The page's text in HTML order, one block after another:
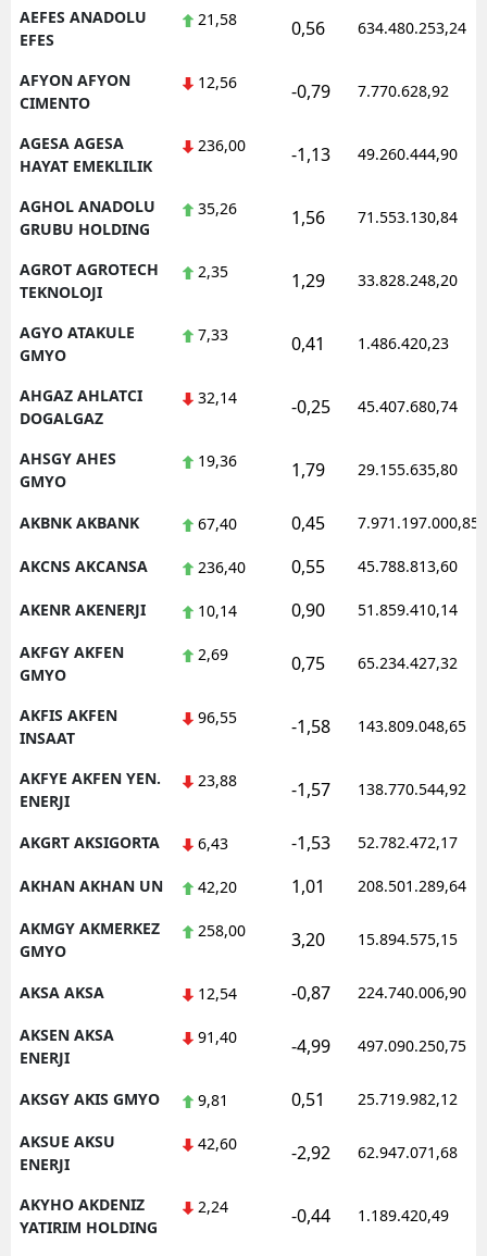
AEFES ANADOLU
EFES
21,58 0,56 634.480.253,24
AFYON AFYON
CIMENTO
12,56 -0,79 7.770.628,92
AGESA AGESA
HAYAT EMEKLILIK
236,00 -1,13 49.260.444,90
AGHOL ANADOLU
GRUBU HOLDING
35,26 1,56 71.553.130,84
AGROT AGROTECH
TEKNOLOJI
2,35 1,29 33.828.248,20
AGYO ATAKULE
GMYO
7,33 0,41 1.486.420,23
AHGAZ AHLATCI
DOGALGAZ
32,14 -0,25 45.407.680,74
AHSGY AHES
GMYO
19,36 1,79 29.155.635,80
AKBNK AKBANK 67,40 0,45 7.971.197.000,85
AKCNS AKCANSA 236,40 0,55 45.788.813,60
AKENR AKENERJI 10,14 0,90 51.859.410,14
AKFGY AKFEN
GMYO
2,69 0,75 65.234.427,32
AKFIS AKFEN
INSAAT
96,55 -1,58 143.809.048,65
AKFYE AKFEN YEN.
ENERJI
23,88 -1,57 138.770.544,92
AKGRT AKSIGORTA 6,43 -1,53 52.782.472,17
AKHAN AKHAN UN 42,20 1,01 208.501.289,64
AKMGY AKMERKEZ
GMYO
258,00 3,20 15.894.575,15
AKSA AKSA 12,54 -0,87 224.740.006,90
AKSEN AKSA
ENERJI
91,40 -4,99 497.090.250,75
AKSGY AKIS GMYO 9,81 0,51 25.719.982,12
AKSUE AKSU
ENERJI
42,60 -2,92 62.947.071,68
AKYHO AKDENIZ
YATIRIM HOLDING
2,24 -0,44 1.189.420,49